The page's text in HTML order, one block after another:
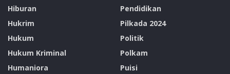
Hiburan
Hukrim
Hukum
Hukum Kriminal
Humaniora
Pendidikan
Pilkada 2024
Politik
Polkam
Puisi